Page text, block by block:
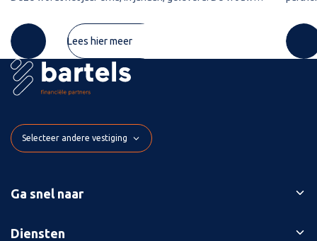
derdengeldrekening van
Lees hier meer
Selecteer andere vestiging
Ga snel naar
Ons verhaal
Diensten